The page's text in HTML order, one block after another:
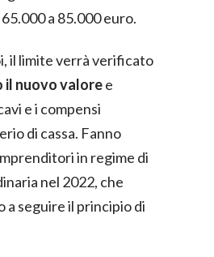
a 85.000 euro.
il limite verrà verificato
il nuovo valoree
e i compensi
di cassa. Fanno
in regime di
nel 2022, che
a seguire il principio di